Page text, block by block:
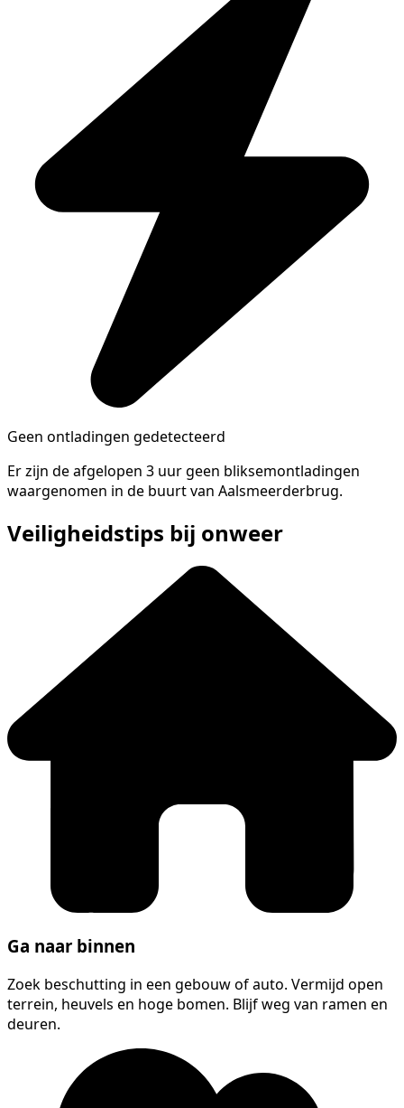
Geen ontladingen gedetecteerd
Er zijn de afgelopen 3 uur geen bliksemontladingen
waargenomen in de buurt van Aalsmeerderbrug.
Veiligheidstips bij onweer
Ga naar binnen
Zoek beschutting in een gebouw of auto. Vermijd open
terrein, heuvels en hoge bomen. Blijf weg van ramen en
deuren.